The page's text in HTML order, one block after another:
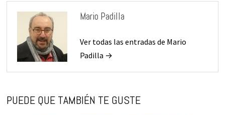
Mario Padilla
Ver todas las entradas de Mario
Padilla →
PUEDE QUE TAMBIÉN TE GUSTE